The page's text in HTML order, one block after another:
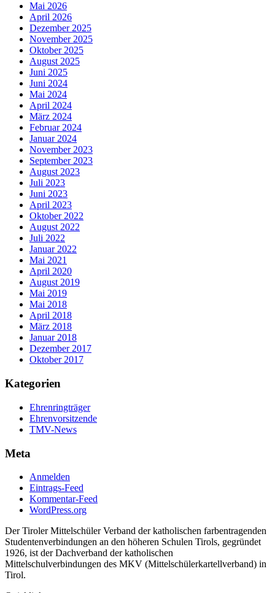
Mai 2026
April 2026
Dezember 2025
November 2025
Oktober 2025
August 2025
Juni 2025
Juni 2024
Mai 2024
April 2024
März 2024
Februar 2024
Januar 2024
November 2023
September 2023
August 2023
Juli 2023
Juni 2023
April 2023
Oktober 2022
August 2022
Juli 2022
Januar 2022
Mai 2021
April 2020
August 2019
Mai 2019
Mai 2018
April 2018
März 2018
Januar 2018
Dezember 2017
Oktober 2017
Kategorien
Ehrenringträger
Ehrenvorsitzende
TMV-News
Meta
Anmelden
Eintrags-Feed
Kommentar-Feed
WordPress.org
Der Tiroler Mittelschüler Verband der katholischen farbentragenden
Studentenverbindungen an den höheren Schulen Tirols, gegründet
1926, ist der Dachverband der katholischen
Mittelschulverbindungen des MKV (Mittelschülerkartellverband) in
Tirol.